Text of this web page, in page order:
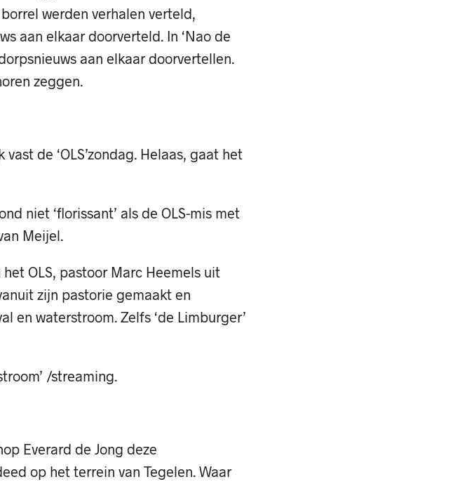
werden verhalen verteld,
aan elkaar doorverteld. In ‘Nao de
aan elkaar doorvertellen.
zeggen.
de ‘OLS’zondag. Helaas, gaat het
niet ‘florissant’ als de OLS-mis met
Meijel.
OLS, pastoor Marc Heemels uit
zijn pastorie gemaakt en
en waterstroom. Zelfs ‘de Limburger’
/streaming.
Everard de Jong deze
op het terrein van Tegelen. Waar